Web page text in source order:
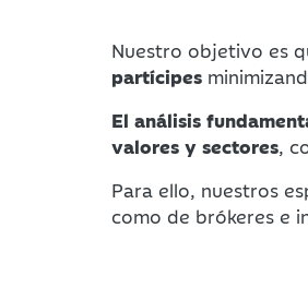
Nuestro objetivo es
partícipes
El análisis
valores y sectores,
Para ello, nuestros
como de brókeres e